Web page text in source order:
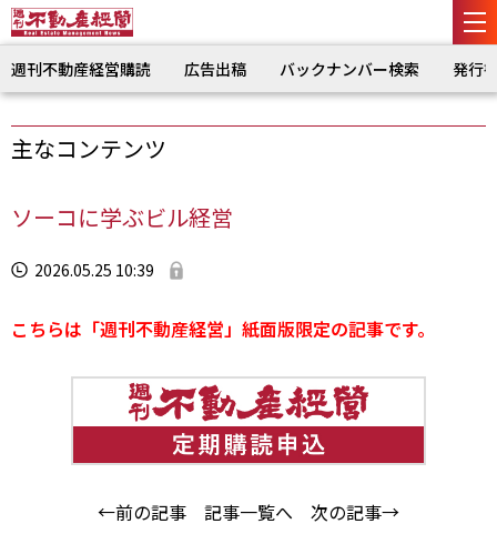
週刊不動産経営購読 広告出稿 バックナンバー検索 発行
主なコンテンツ
ソーコに学ぶビル経営
2026.05.25 10:39
こちらは「週刊不動産経営」紙面版限定の記事です。
←前の記事 記事一覧へ 次の記事→